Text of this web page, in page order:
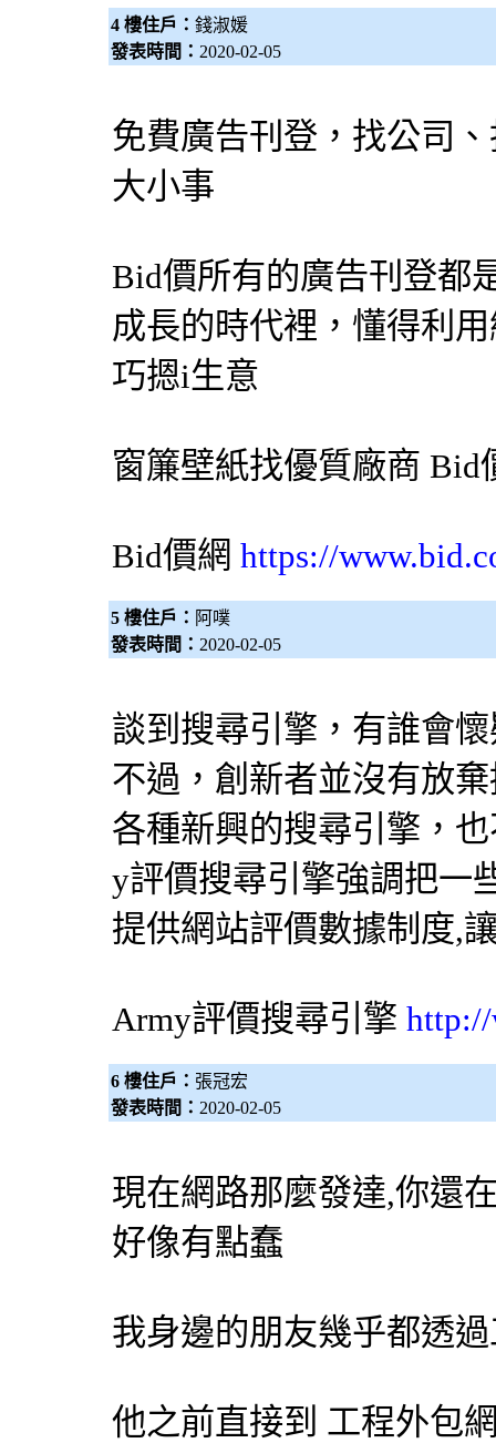
4 樓住戶： 錢淑媛
發表時間： 2020-02-05
免費廣告刊登，找公司
大小事
Bid價所有的廣告刊登都
成長的時代裡，懂得利
巧摁i生意
窗簾壁紙找優質廠商 Bid
Bid價網 https://
5 樓住戶： 阿噗
發表時間： 2020-02-05
談到 搜尋引擎 ，有誰會
不過，創新者並沒有放
各種新興的搜尋引擎 ，
y評價搜尋引擎強調把一
提供網站評價數據制度,
Army評價搜尋引擎
6 樓住戶： 張冠宏
發表時間： 2020-02-05
現在網路那麼發達,你還
好像有點蠢
我身邊的朋友幾乎都透
他之前直接到 工程外包